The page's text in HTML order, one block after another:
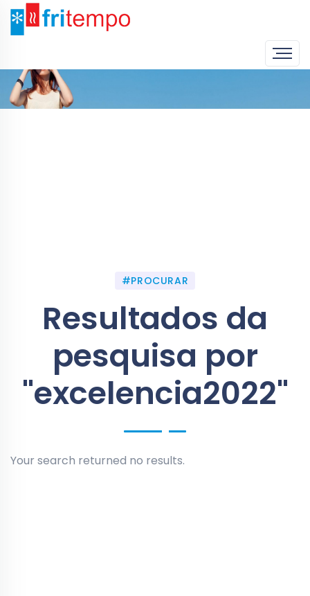
#PROCURAR
Resultados da
pesquisa por
"excelencia2022"
Your search returned no results.